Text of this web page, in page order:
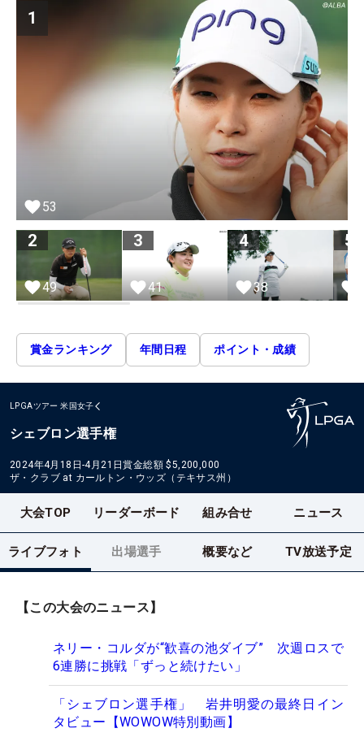
1
53
2
49
3
41
4
38
5
賞金ランキング 年間日程 ポイント・成績
LPGAツアー 米国女子
シェブロン選手権
2024年4月18日-4月21日賞金総額 $5,200,000
ザ・クラブ at カールトン・ウッズ（テキサス州）
大会TOP リーダーボード 組み合せ ニュース
ライブフォト 出場選手 概要など TV放送予定
【この大会のニュース】
ネリー・コルダが“歓喜の池ダイブ” 次週ロスで
6連勝に挑戦「ずっと続けたい」
「シェブロン選手権」 岩井明愛の最終日イン
タビュー【WOWOW特別動画】